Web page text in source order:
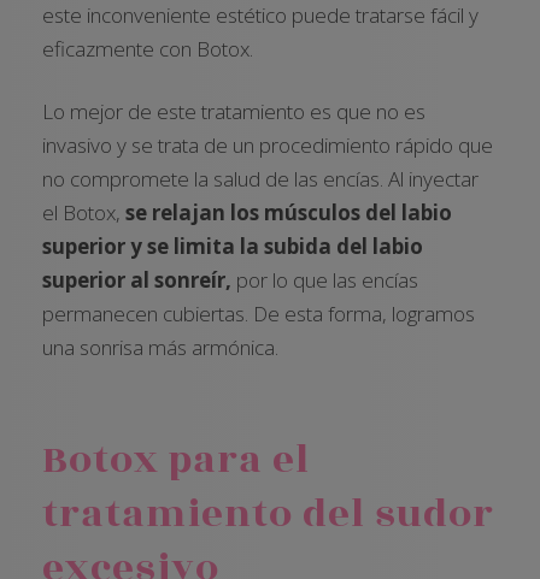
este inconveniente estético puede tratarse fácil y
eficazmente con Botox.
Lo mejor de este tratamiento es que no es
invasivo y se trata de un procedimiento rápido que
no compromete la salud de las encías. Al inyectar
el Botox, se relajan los músculos del labio
superior y se limita la subida del labio
superior al sonreír, por lo que las encías
permanecen cubiertas. De esta forma, logramos
una sonrisa más armónica.
Botox para el
tratamiento del sudor